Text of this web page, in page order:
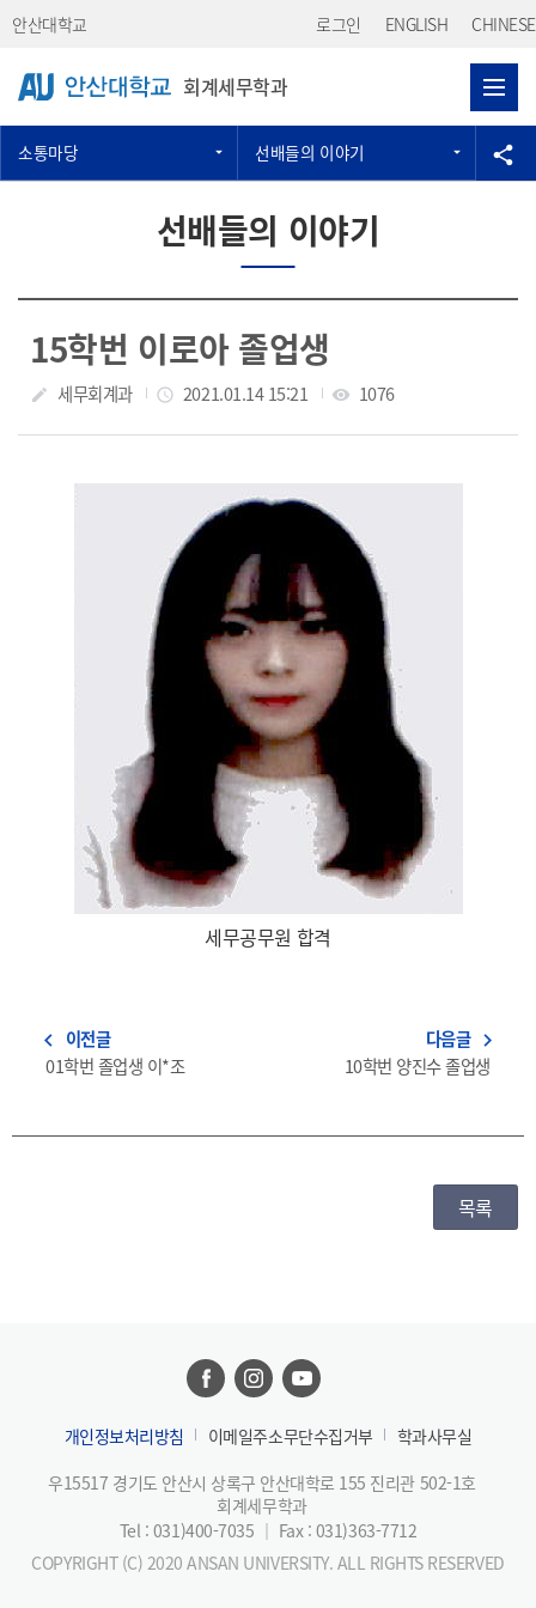
Skip Menu
안산대학교 로그인 ENGLISH CHINESE
회계세무학과
소통마당 선배들의 이야기 공
share
선배들의 이야기
15학번 이로아 졸업생
작성자
create 세무회계과 작성일
access_time 2021.01.14 15:21 조회수
visibility 1076
세무공무원 합격
navigate_before 이전글
01학번 졸업생 이*조
다음글 navigate_next
10학번 양진수 졸업생
목록
개인정보처리방침 이메일주소무단수집거부
학과사무실
우15517 경기도 안산시 상록구 안산대학로 155 진리관 502-1호
회계세무학과
Tel : 031)400-7035 ｜ Fax : 031)363-7712
COPYRIGHT (C) 2020 ANSAN UNIVERSITY. ALL RIGHTS RESERVED